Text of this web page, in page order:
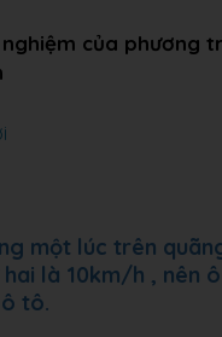
của phương
một lúc trên
là 10km/h , nên
tô.